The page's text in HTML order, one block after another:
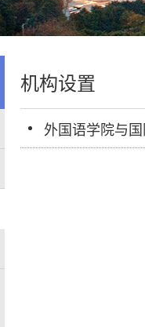
机构设置
外国语学院与